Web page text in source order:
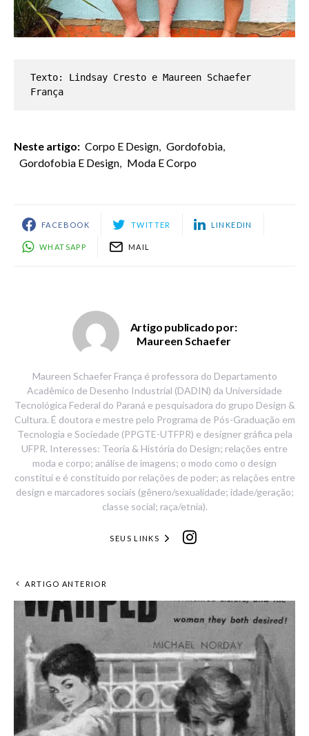
Texto: Lindsay Cresto e Maureen Schaefer
França
Neste artigo: Corpo E Design, Gordofobia,
Gordofobia E Design, Moda E Corpo
FACEBOOK TWITTER LINKEDIN
WHATSAPP MAIL
Artigo publicado por:
Maureen Schaefer
Maureen Schaefer França é professora do Departamento
Acadêmico de Desenho Industrial (DADIN) da Universidade
Tecnológica Federal do Paraná e pesquisadora do grupo Design &
Cultura. É doutora e mestre pelo Programa de Pós-Graduação em
Tecnologia e Sociedade (PPGTE-UTFPR) e designer gráfica pela
UFPR. Interesses: Teoria & História do Design; relações entre
moda e corpo; análise de imagens; o modo como o design
constitui e é constituído por relações de poder; as relações entre
design e marcadores sociais (gênero/sexualidade; idade/geração;
classe social; raça/etnia).
SEUS LINKS
ARTIGO ANTERIOR